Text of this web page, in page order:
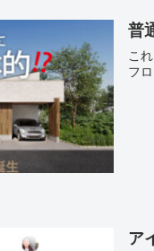
普
こ
フ
ア